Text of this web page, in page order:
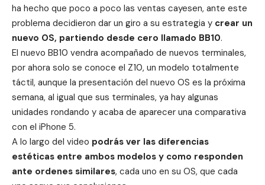
ha hecho que poco a poco las ventas cayesen, ante este
problema decidieron dar un giro a su estrategia y crear un
nuevo OS, partiendo desde cero llamado BB10.
El nuevo BB10 vendra acompañado de nuevos terminales,
por ahora solo se conoce el Z10, un modelo totalmente
táctil, aunque la presentación del nuevo OS es la próxima
semana, al igual que sus terminales, ya hay algunas
unidades rondando y acaba de aparecer una comparativa
con el iPhone 5.
A lo largo del video podrás ver las diferencias
estéticas entre ambos modelos y como responden
ante ordenes similares, cada uno en su OS, que cada